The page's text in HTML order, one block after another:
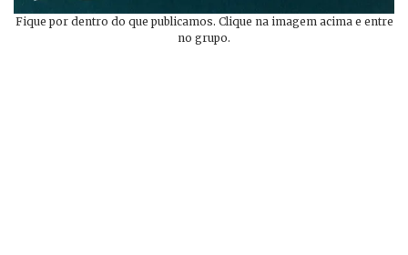
Fique por dentro do que publicamos. Clique na imagem acima e entre
no grupo.